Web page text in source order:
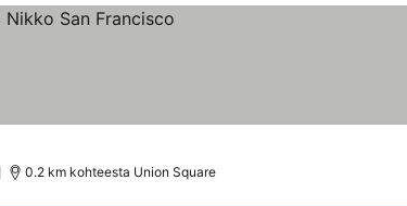
0.2 km kohteesta Union Square